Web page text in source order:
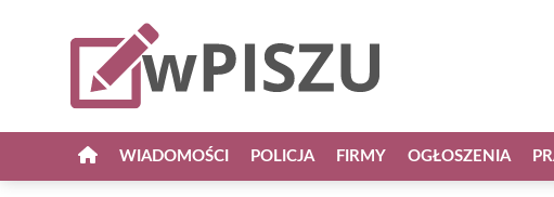
WIADOMOŚCI POLICJA FIRMY OGŁOSZENIA